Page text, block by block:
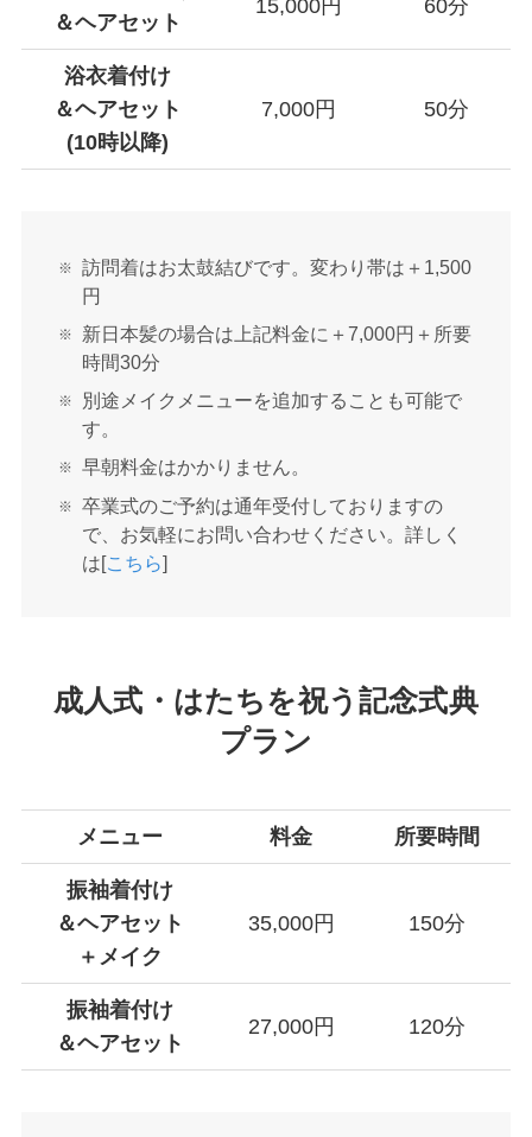
＆ヘアセット
15,000円 60分
浴衣着付け
＆ヘアセット
(10時以降)
7,000円 50分
訪問着はお太鼓結びです。変わり帯は＋1,500
円
新日本髪の場合は上記料金に＋7,000円＋所要
時間30分
別途メイクメニューを追加することも可能で
す。
早朝料金はかかりません。
卒業式のご予約は通年受付しておりますの
で、お気軽にお問い合わせください。詳しく
は[こちら]
成人式・はたちを祝う記念式典
プラン
メニュー 料金 所要時間
振袖着付け
＆ヘアセット
＋メイク
35,000円 150分
振袖着付け
＆ヘアセット
27,000円 120分